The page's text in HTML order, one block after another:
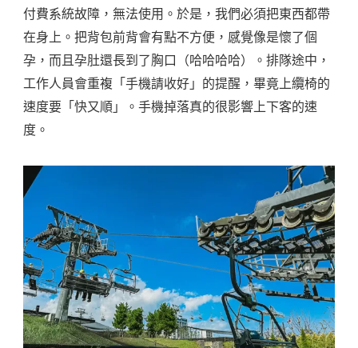
付費系統故障，無法使用。於是，我們必須把東西都帶
在身上。把背包前背會有點不方便，感覺像是懷了個
孕，而且孕肚還長到了胸口（哈哈哈哈）。排隊途中，
工作人員會重複「手機請收好」的提醒，畢竟上纜椅的
速度要「快又順」。手機掉落真的很影響上下客的速
度。